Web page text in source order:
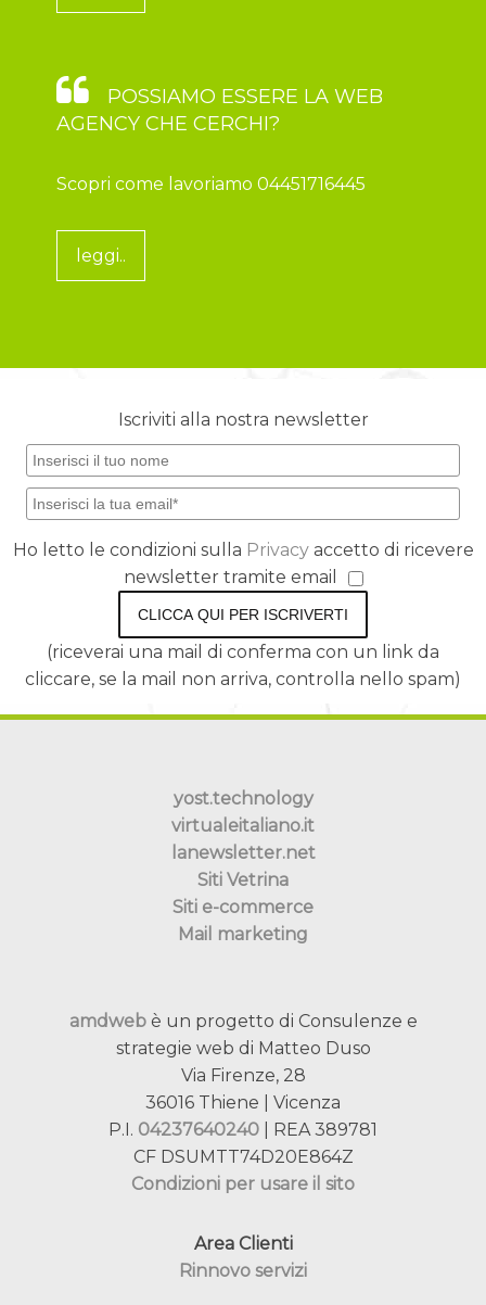
POSSIAMO ESSERE LA WEB
AGENCY CHE CERCHI?
Scopri come lavoriamo 04451716445
leggi..
Iscriviti alla nostra newsletter
Ho letto le condizioni sulla Privacy accetto di ricevere
newsletter tramite email
CLICCA QUI PER ISCRIVERTI
(riceverai una mail di conferma con un link da
cliccare, se la mail non arriva, controlla nello spam)
yost.technology
virtualeitaliano.it
lanewsletter.net
Siti Vetrina
Siti e-commerce
Mail marketing
amdwebè un progetto di Consulenze e
strategie web di Matteo Duso
Via Firenze, 28
36016 Thiene | Vicenza
P.I. 04237640240 | REA 389781
CF DSUMTT74D20E864Z
Condizioni per usare il sito
Area Clienti
Rinnovo servizi